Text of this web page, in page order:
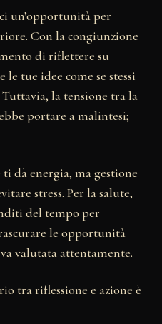
un’opportunità per
Con la congiunzione
di riflettere su
tue idee come se stessi
la tensione tra la
portare a malintesi;
dà energia, ma gestione
stress. Per la salute,
del tempo per
le opportunità
valutata attentamente.
tra riflessione e azione è